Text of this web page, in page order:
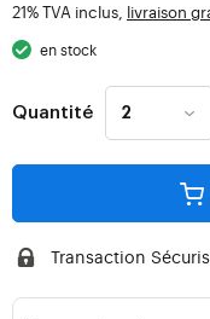
21% TVA inclus, livraison
en stock
Quantité
Transaction